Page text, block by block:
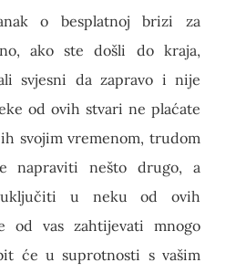
o besplatnoj brizi za
ako ste došli do kraja,
svjesni da zapravo i nije
od ovih stvari ne plaćate
svojim vremenom, trudom
napraviti nešto drugo, a
u neku od ovih
od vas zahtijevati mnogo
će u suprotnosti s vašim